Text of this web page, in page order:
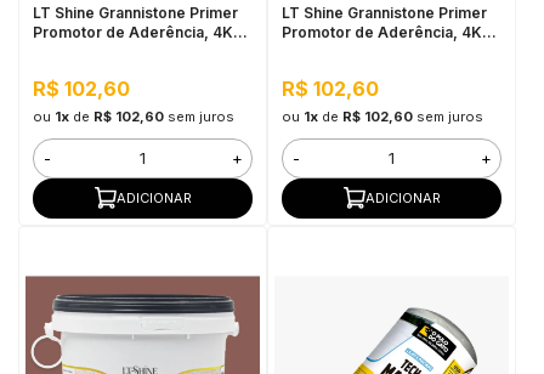
LT Shine Grannistone Primer
Promotor de Aderência, 4KG
R$ 102,60
ou 1xde R$ 102,60 sem juros
- +
ADICIONAR
LT Shine Grannistone Primer
Promotor de Aderência, 4KG
R$ 102,60
ou 1xde R$ 102,60 sem juros
- +
ADICIONAR